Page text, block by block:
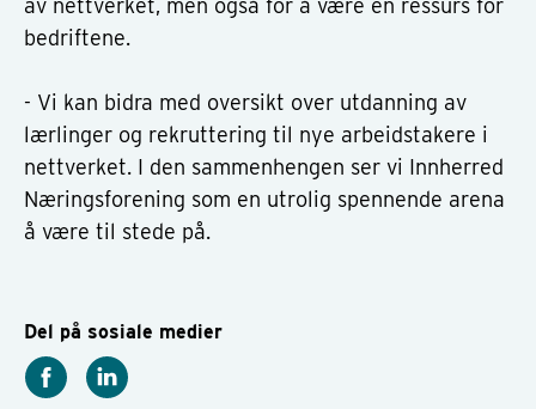
bedriftene.
- Vi kan bidra med oversikt over utdanning av
lærlinger og rekruttering til nye arbeidstakere i
nettverket. I den sammenhengen ser vi Innherred
Næringsforening som en utrolig spennende arena
å være til stede på.
Del på sosiale medier